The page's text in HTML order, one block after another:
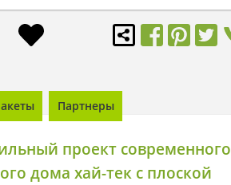
Партнеры
проект современного
дома хай-тек с плоской